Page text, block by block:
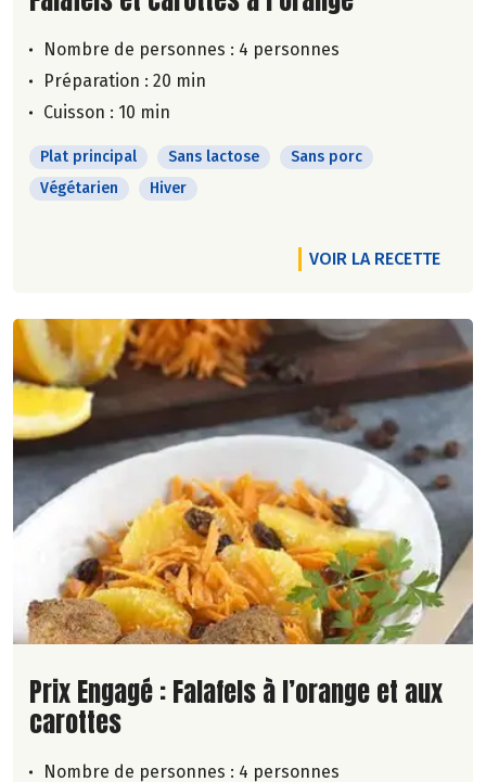
Nombre de personnes : 4 personnes
Préparation : 20 min
Cuisson : 10 min
Plat principal Sans lactose
Sans porc
Végétarien
Hiver
VOIR LA RECETTE
Lire la suite de la recette
Prix Engagé : Falafels à l’orange et aux
carottes
Nombre de personnes : 4 personnes